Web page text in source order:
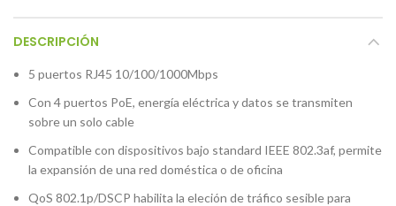
DESCRIPCIÓN
5 puertos RJ45 10/100/1000Mbps
Con 4 puertos PoE, energía eléctrica y datos se transmiten
sobre un solo cable
Compatible con dispositivos bajo standard IEEE 802.3af, permite
la expansión de una red doméstica o de oficina
QoS 802.1p/DSCP habilita la eleción de tráfico sesible para